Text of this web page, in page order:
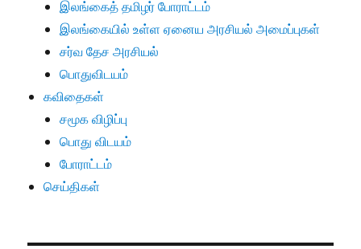
இலங்கைத் தமிழர் போராட்டம்
இலங்கையில் உள்ள ஏனைய அரசியல் அமைப்புகள்
சர்வ தேச அரசியல்
பொதுவிடயம்
கவிதைகள்
சமூக விழிப்பு
பொது விடயம்
போராட்டம்
செய்திகள்